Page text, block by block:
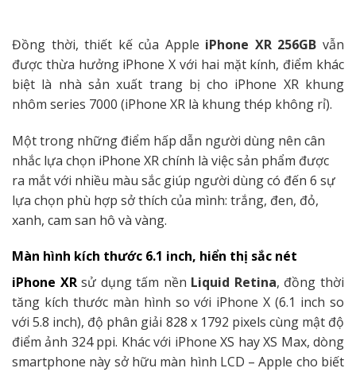
Đồng thời, thiết kế của Apple iPhone XR 256GB vẫn
được thừa hưởng iPhone X với hai mặt kính, điểm khác
biệt là nhà sản xuất trang bị cho iPhone XR khung
nhôm series 7000 (iPhone XR là khung thép không rỉ).
Một trong những điểm hấp dẫn người dùng nên cân
nhắc lựa chọn iPhone XR chính là việc sản phẩm được
ra mắt với nhiều màu sắc giúp người dùng có đến 6 sự
lựa chọn phù hợp sở thích của mình: trắng, đen, đỏ,
xanh, cam san hô và vàng.
Màn hình kích thước 6.1 inch, hiển thị sắc nét
iPhone XRsử dụng tấm nền Liquid Retina, đồng thời
tăng kích thước màn hình so với iPhone X (6.1 inch so
với 5.8 inch), độ phân giải 828 x 1792 pixels cùng mật độ
điểm ảnh 324 ppi. Khác với iPhone XS hay XS Max, dòng
smartphone này sở hữu màn hình LCD – Apple cho biết